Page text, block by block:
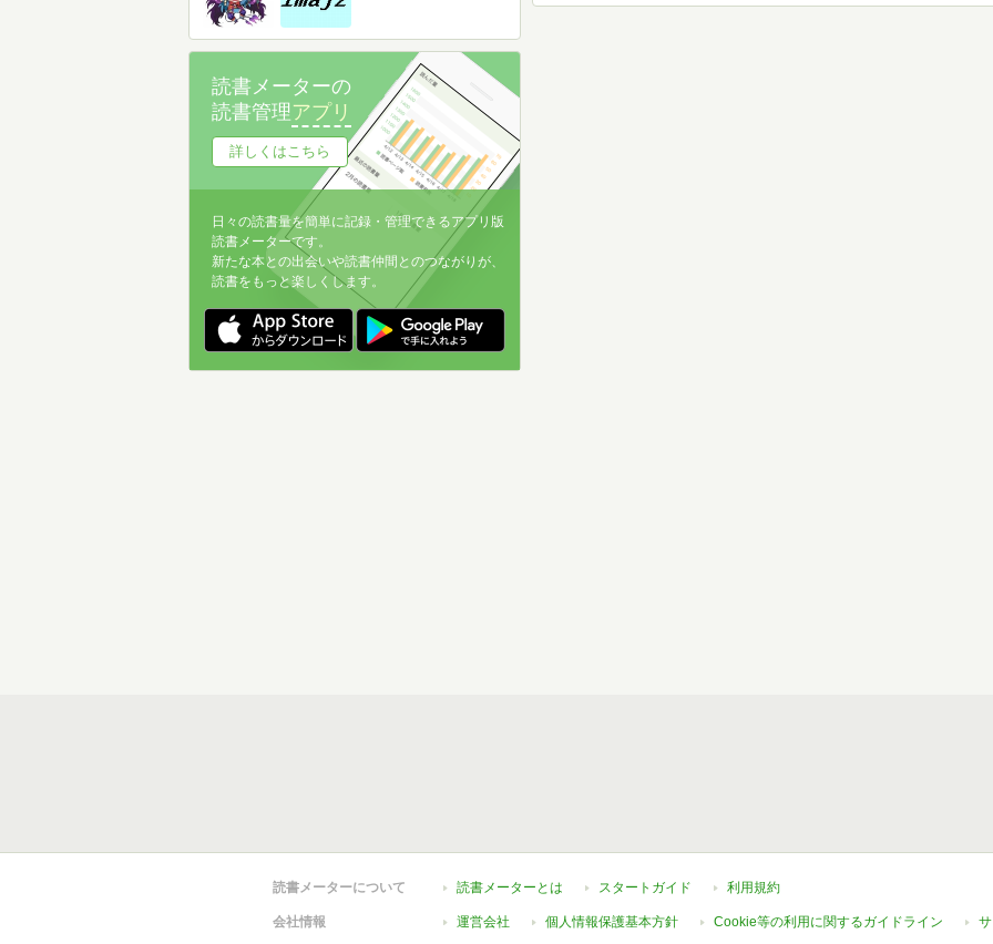
読書メーターの
読書管理アプリ
詳しくはこちら
日々の読書量を簡単に記録・管理できるアプリ版
読書メーターです。
新たな本との出会いや読書仲間とのつながりが、
読書をもっと楽しくします。
読書メーターについて 読書メーターとは スタートガイド 利用規約
会社情報 運営会社 個人情報保護基本方針 Cookie等の利用に関するガイドライン